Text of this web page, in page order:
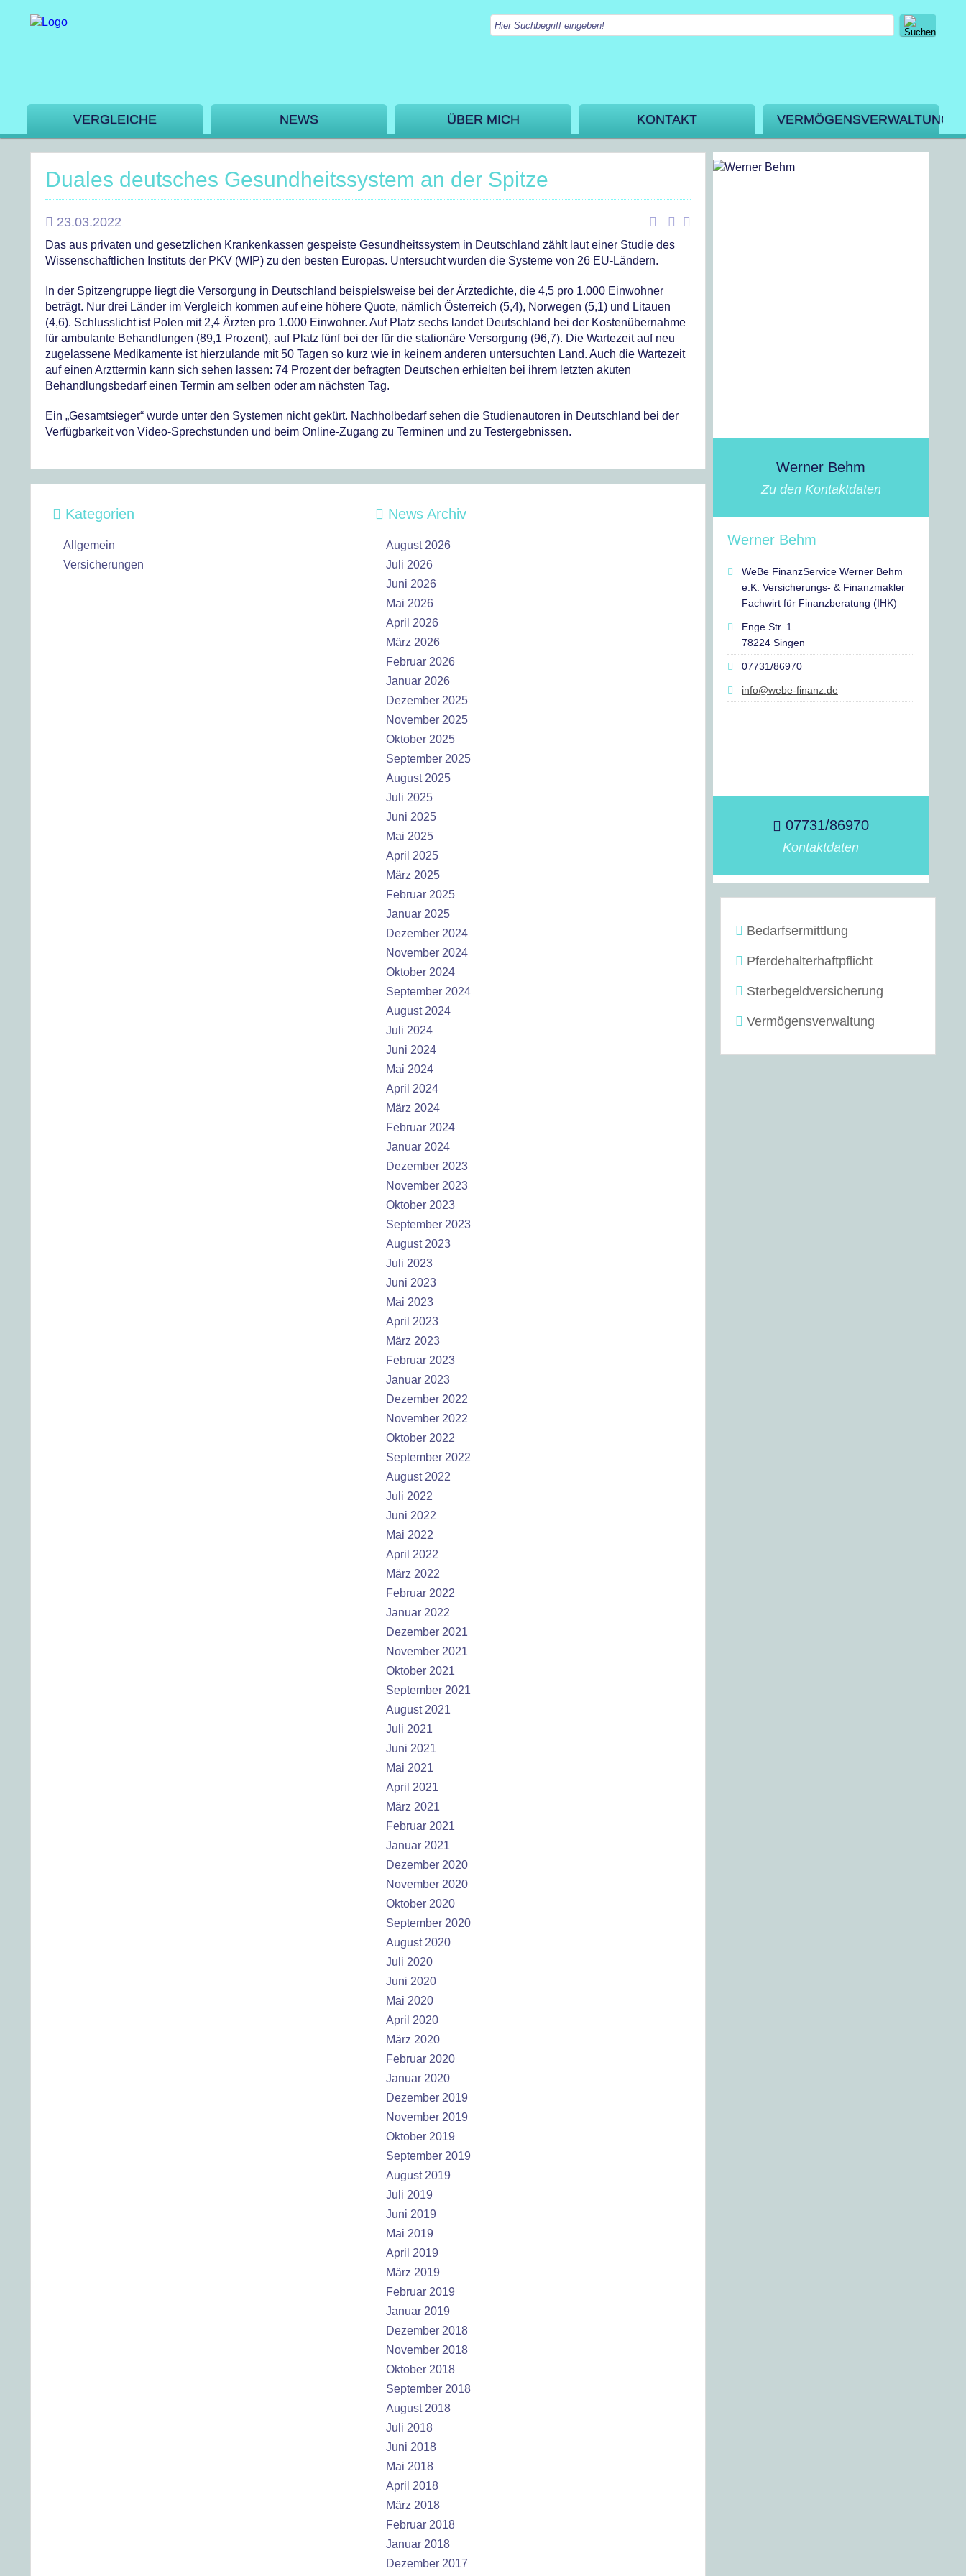
VERGLEICHE NEWS ÜBER MICH KONTAKT VERMÖGENSVERWALTUNG
Werner Behm
Zu den Kontaktdaten
Werner Behm
WeBe FinanzService Werner Behm
e.K. Versicherungs- & Finanzmakler
Fachwirt für Finanzberatung (IHK)
Enge Str. 1
78224 Singen
07731/86970
info@webe-finanz.de
07731/86970
Kontaktdaten
Bedarfsermittlung
Pferdehalterhaftpflicht
Sterbegeldversicherung
Vermögensverwaltung
Duales deutsches Gesundheitssystem an der Spitze
23.03.2022
Das aus privaten und gesetzlichen Krankenkassen gespeiste Gesundheitssystem in Deutschland zählt laut einer Studie des
Wissenschaftlichen Instituts der PKV (WIP) zu den besten Europas. Untersucht wurden die Systeme von 26 EU-Ländern.
In der Spitzengruppe liegt die Versorgung in Deutschland beispielsweise bei der Ärztedichte, die 4,5 pro 1.000 Einwohner
beträgt. Nur drei Länder im Vergleich kommen auf eine höhere Quote, nämlich Österreich (5,4), Norwegen (5,1) und Litauen
(4,6). Schlusslicht ist Polen mit 2,4 Ärzten pro 1.000 Einwohner. Auf Platz sechs landet Deutschland bei der Kostenübernahme
für ambulante Behandlungen (89,1 Prozent), auf Platz fünf bei der für die stationäre Versorgung (96,7). Die Wartezeit auf neu
zugelassene Medikamente ist hierzulande mit 50 Tagen so kurz wie in keinem anderen untersuchten Land. Auch die Wartezeit
auf einen Arzttermin kann sich sehen lassen: 74 Prozent der befragten Deutschen erhielten bei ihrem letzten akuten
Behandlungsbedarf einen Termin am selben oder am nächsten Tag.
Ein „Gesamtsieger“ wurde unter den Systemen nicht gekürt. Nachholbedarf sehen die Studienautoren in Deutschland bei der
Verfügbarkeit von Video-Sprechstunden und beim Online-Zugang zu Terminen und zu Testergebnissen.
Kategorien
Allgemein
Versicherungen
News Archiv
August 2026
Juli 2026
Juni 2026
Mai 2026
April 2026
März 2026
Februar 2026
Januar 2026
Dezember 2025
November 2025
Oktober 2025
September 2025
August 2025
Juli 2025
Juni 2025
Mai 2025
April 2025
März 2025
Februar 2025
Januar 2025
Dezember 2024
November 2024
Oktober 2024
September 2024
August 2024
Juli 2024
Juni 2024
Mai 2024
April 2024
März 2024
Februar 2024
Januar 2024
Dezember 2023
November 2023
Oktober 2023
September 2023
August 2023
Juli 2023
Juni 2023
Mai 2023
April 2023
März 2023
Februar 2023
Januar 2023
Dezember 2022
November 2022
Oktober 2022
September 2022
August 2022
Juli 2022
Juni 2022
Mai 2022
April 2022
März 2022
Februar 2022
Januar 2022
Dezember 2021
November 2021
Oktober 2021
September 2021
August 2021
Juli 2021
Juni 2021
Mai 2021
April 2021
März 2021
Februar 2021
Januar 2021
Dezember 2020
November 2020
Oktober 2020
September 2020
August 2020
Juli 2020
Juni 2020
Mai 2020
April 2020
März 2020
Februar 2020
Januar 2020
Dezember 2019
November 2019
Oktober 2019
September 2019
August 2019
Juli 2019
Juni 2019
Mai 2019
April 2019
März 2019
Februar 2019
Januar 2019
Dezember 2018
November 2018
Oktober 2018
September 2018
August 2018
Juli 2018
Juni 2018
Mai 2018
April 2018
März 2018
Februar 2018
Januar 2018
Dezember 2017